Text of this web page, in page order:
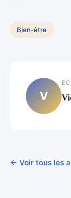
Bien-être
V
← Voir tous les